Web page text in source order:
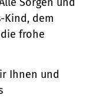
Kind, dem
frohe
Ihnen und